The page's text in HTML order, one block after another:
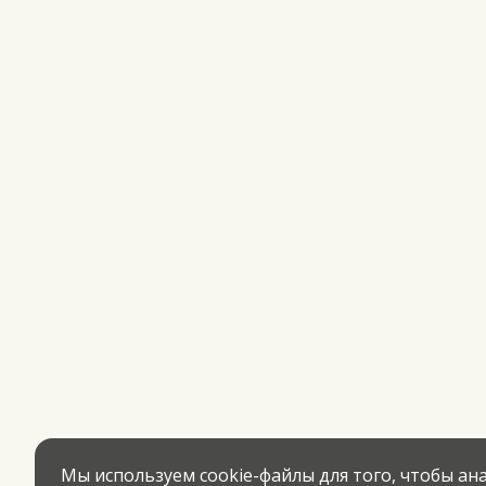
Мы используем cookie-файлы для того, чтобы